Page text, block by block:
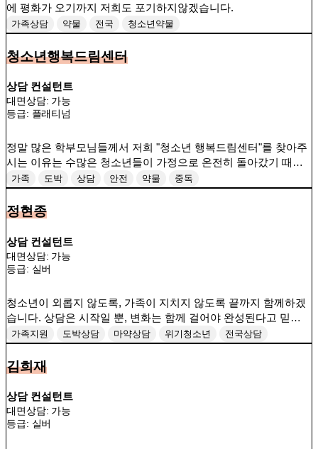
에 평화가 오기까지 저희도 포기하지않겠습니다.
가족상담 약물 전국 청소년약물
청소년행복드림센터
상담 컨설턴트
대면상담: 가능
등급: 플래티넘
정말 많은 학부모님들께서 저희 "청소년 행복드림센터"를 찾아주
시는 이유는 수많은 청소년들이 가정으로 온전히 돌아갔기 때문
입니다. 업계최고의 실력으로 가정에 행복들 드리도록 하겠습니
다.
가족 도박 상담 안전 약물 중독
정현종
상담 컨설턴트
대면상담: 가능
등급: 실버
청소년이 외롭지 않도록, 가족이 지치지 않도록 끝까지 함께하겠
습니다. 상담은 시작일 뿐, 변화는 함께 걸어야 완성된다고 믿습니
다.
가족지원 도박상담 마약상담 위기청소년
전국상담
김희재
상담 컨설턴트
대면상담: 가능
등급: 실버